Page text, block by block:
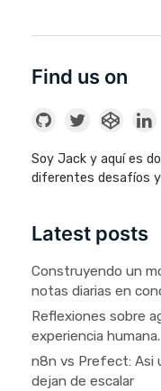
Find us on
Soy Jack y aquí es
diferentes desafíos y
Latest posts
Construyendo un
notas diarias en
Reflexiones sobre
experiencia humana.
n8n vs Prefect: Asi
dejan de escalar